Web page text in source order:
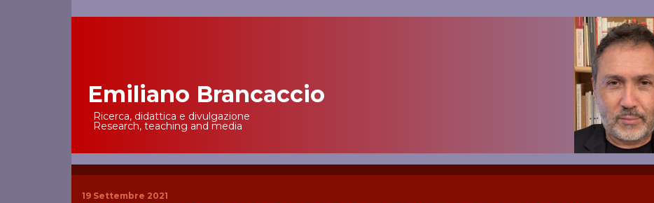
Main NavigationEmiliano Brancaccio
Ricerca, didattica e divulgazione
Research, teaching and media
19 Settembre 2021